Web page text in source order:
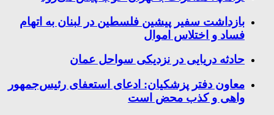
بازداشت سفیر پیشین فلسطین در لبنان به اتهام
فساد و اختلاس اموال
حادثه دریایی در نزدیکی سواحل عمان
معاون دفتر پزشکیان: ادعای استعفای رئیس‌جمهور
واهی و کذب محض است